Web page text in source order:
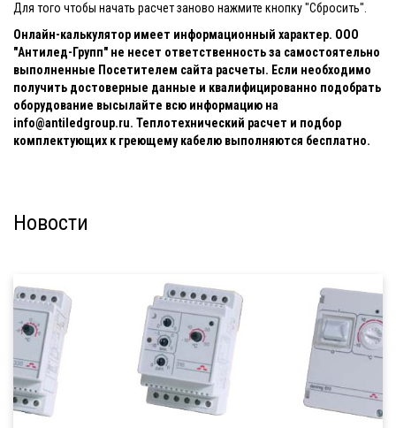
Для того чтобы начать расчет заново нажмите кнопку "Сбросить".
Онлайн-калькулятор имеет информационный характер. ООО
"Антилед-Групп" не несет ответственность за самостоятельно
выполненные Посетителем сайта расчеты. Если необходимо
получить достоверные данные и квалифицированно подобрать
оборудование высылайте всю информацию на
info@antiledgroup.ru. Теплотехнический расчет и подбор
комплектующих к греющему кабелю выполняются бесплатно.
Новости